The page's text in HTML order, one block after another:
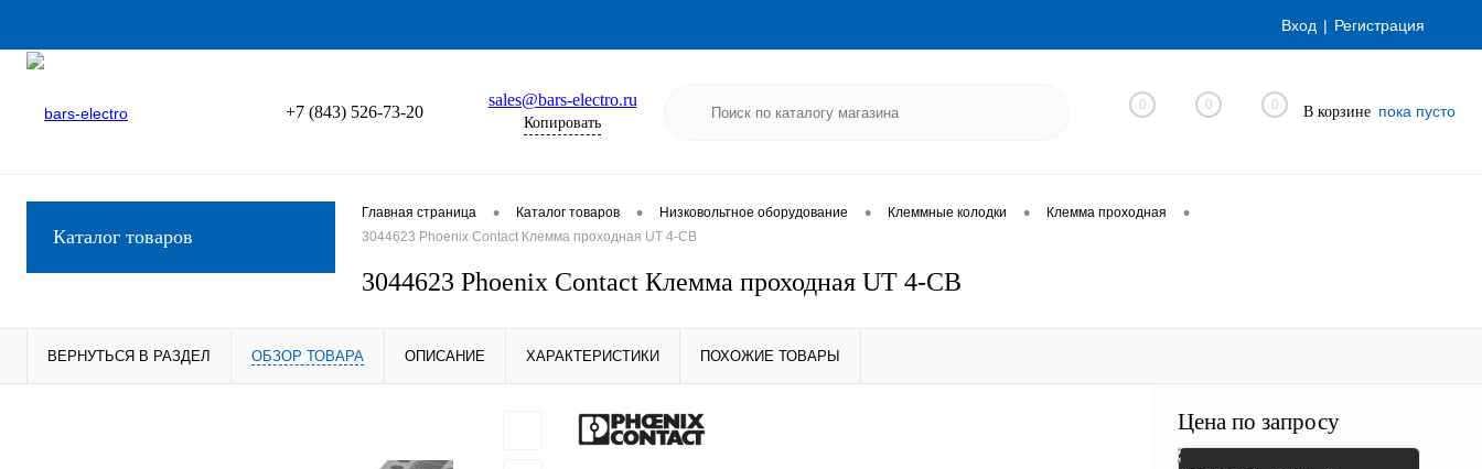
Вход Регистрация
+7 (843) 526-73-20
sales@bars-electro.ru
Копировать
0 0 0 В корзине пока пусто
Каталог товаров
Главная страница • Каталог товаров • Низковольтное оборудование • Клеммные колодки • Клемма проходная •
3044623 Phoenix Contact Клемма проходная UT 4-CB
3044623 Phoenix Contact Клемма проходная UT 4-CB
ВЕРНУТЬСЯ В РАЗДЕЛ ОБЗОР ТОВАРА ОПИСАНИЕ ХАРАКТЕРИСТИКИ ПОХОЖИЕ ТОВАРЫ
Цена по запросу